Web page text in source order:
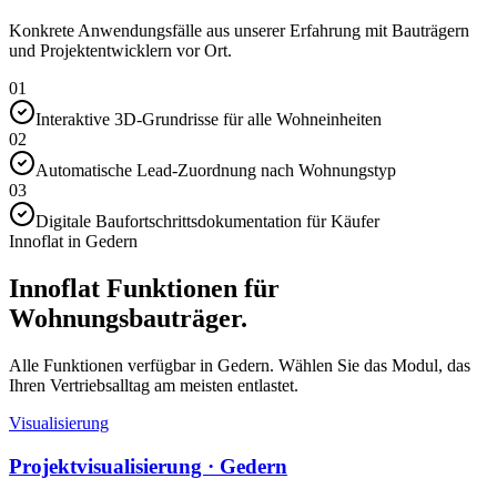
Konkrete Anwendungsfälle aus unserer Erfahrung mit Bauträgern
und Projektentwicklern vor Ort.
01
Interaktive 3D-Grundrisse für alle Wohneinheiten
02
Automatische Lead-Zuordnung nach Wohnungstyp
03
Digitale Baufortschrittsdokumentation für Käufer
Innoflat in Gedern
Innoflat Funktionen für
Wohnungsbauträger.
Alle Funktionen verfügbar in Gedern. Wählen Sie das Modul, das
Ihren Vertriebsalltag am meisten entlastet.
Visualisierung
Projektvisualisierung · Gedern